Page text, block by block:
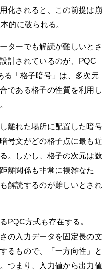
化されると、この前提は崩
的に破られる。
ターでも解読が難しいとさ
計されているのが、PQC
る「格子暗号」は、多次元
である格子の性質を利用し
離れた場所に配置した暗号
号文がどの格子点に最も近
。しかし、格子の次元は数
離関係も非常に複雑なた
解読するのが難しいとされ
PQC方式も存在する。
の入力データを固定長の文
るもので、「一方向性」と
つまり、入力値から出力値